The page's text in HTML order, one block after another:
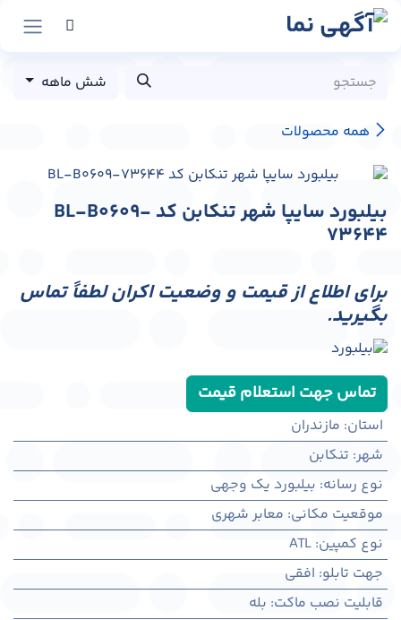
پرش به محتوا
همه محصولات
شش ماهه
بیلبورد سایپا شهر تنکابن کد BL-B0609-
73644
برای اطلاع از قیمت و وضعیت اکران لطفاً تماس
بگیرید.
تماس جهت استعلام قیمت
استان: مازندران
شهر: تنكابن
نوع رسانه: بیلبورد یک وجهی
موقعیت مکانی: معابر شهری
نوع کمپین:
ATL
جهت تابلو: افقی
قابلیت نصب ماکت: بله